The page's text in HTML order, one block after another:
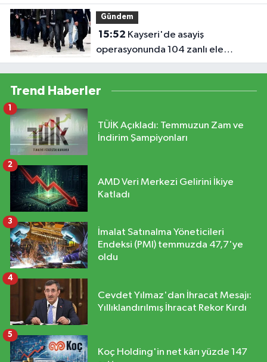
Gündem
15:52
operasyonunda 104 zanlı ele
geçirildi
Trend Haberler
TÜİK Açıkladı: Temmuzun Zam ve
İndirim Şampiyonları
1
AMD Veri Merkezi Gelirini İkiye
Katladı
2
İmalat Satınalma Yöneticileri
Endeksi (PMI) temmuzda 47,7'ye
oldu
3
Cevdet Yılmaz'dan İhracat Mesajı:
Yıllıklandırılmış İhracat Rekor Kırdı
4
Koç Holding'in net kârı yüzde 147
5